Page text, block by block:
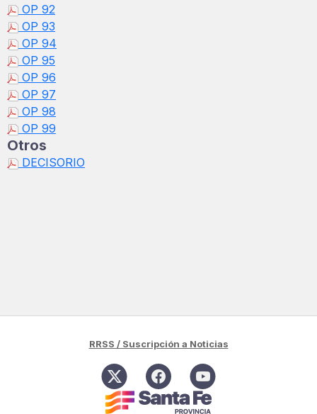
OP 92
OP 93
OP 94
OP 95
OP 96
OP 97
OP 98
OP 99
Otros
DECISORIO
RRSS / Suscripción a Noticias